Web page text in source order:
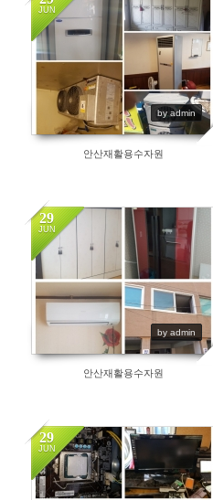
JUN
by admin
5301
안산재활용수자원
29
JUN
by admin
안산재활용수자원
29
JUN
8115